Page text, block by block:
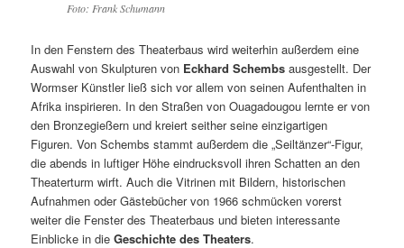
Foto: Frank Schumann
In den Fenstern des Theaterbaus wird weiterhin außerdem eine
Auswahl von Skulpturen von Eckhard Schembs ausgestellt. Der
Wormser Künstler ließ sich vor allem von seinen Aufenthalten in
Afrika inspirieren. In den Straßen von Ouagadougou lernte er von
den Bronzegießern und kreiert seither seine einzigartigen
Figuren. Von Schembs stammt außerdem die „Seiltänzer“-Figur,
die abends in luftiger Höhe eindrucksvoll ihren Schatten an den
Theaterturm wirft. Auch die Vitrinen mit Bildern, historischen
Aufnahmen oder Gästebücher von 1966 schmücken vorerst
weiter die Fenster des Theaterbaus und bieten interessante
Einblicke in dieGeschichte des Theaters.